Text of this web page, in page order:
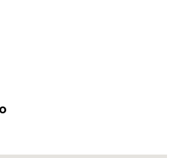
y disfrute de una
la naturaleza repleta de
y bellos paisajes.